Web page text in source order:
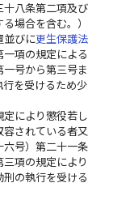
八条第二項及び
場合を含む。）
並びに更生保護法
一項の規定による
号から第三号ま
を受けるため少
により懲役若し
容されている者又
号）第二十一条
項の規定により
の執行を受ける